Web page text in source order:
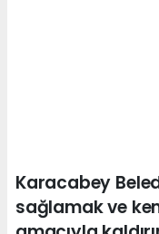
Karacabey
sağlamak ve